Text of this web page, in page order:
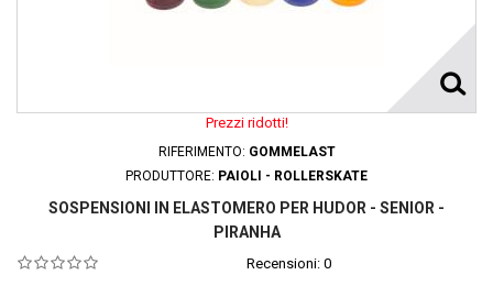
Prezzi ridotti!
RIFERIMENTO: GOMMELAST
PRODUTTORE: PAIOLI - ROLLERSKATE
SOSPENSIONI IN ELASTOMERO PER HUDOR - SENIOR -
PIRANHA
Recensioni: 0